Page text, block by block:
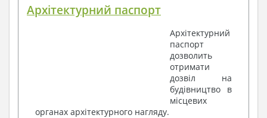
Архітектурний паспорт
Архітектурний
паспорт
дозволить
отримати
дозвіл на
будівництво в
місцевих
органах архітектурного нагляду.